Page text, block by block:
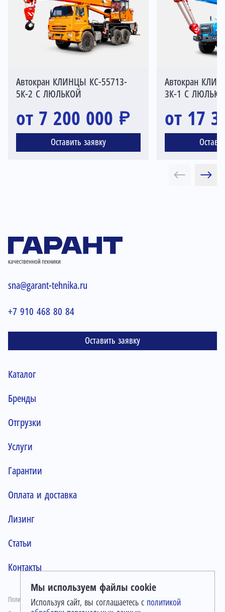
Автокран КЛИНЦЫ КС-55713-
5К-2 С ЛЮЛЬКОЙ
от 7 200 000 ₽
Оставить заявку
Автокран
3К-1 С
от 17
sna@garant-tehnika.ru
+7 910 468 80 84
Оставить заявку
Каталог
Бренды
Отгрузки
Услуги
Гарантии
Оплата и доставка
Лизинг
Статьи
Контакты
Политика конфиденциальности
Мы используем файлы cookie
Используя сайт, вы соглашаетесь с политикой